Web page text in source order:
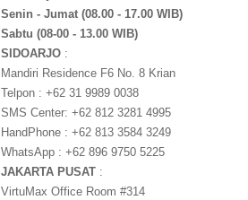
Senin - Jumat (08.00 - 17.00 WIB)
Sabtu (08-00 - 13.00 WIB)
SIDOARJO:
Mandiri Residence F6 No. 8 Krian
Telpon : +62 31 9989 0038
SMS Center: +62 812 3281 4995
HandPhone : +62 813 3584 3249
WhatsApp : +62 896 9750 5225
JAKARTA PUSAT :
VirtuMax Office Room #314